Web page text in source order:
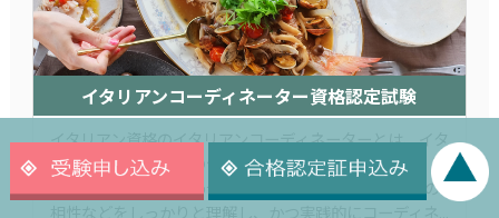
イタリアンコーディネーター資格認定試験
イタリアン資格のイタリアンコーディネーターとは、イタ
リア料理の食材やその作り方、メニューの構成や選び
方、食材との組み合わせ方、ドルチェやカフェと料理の